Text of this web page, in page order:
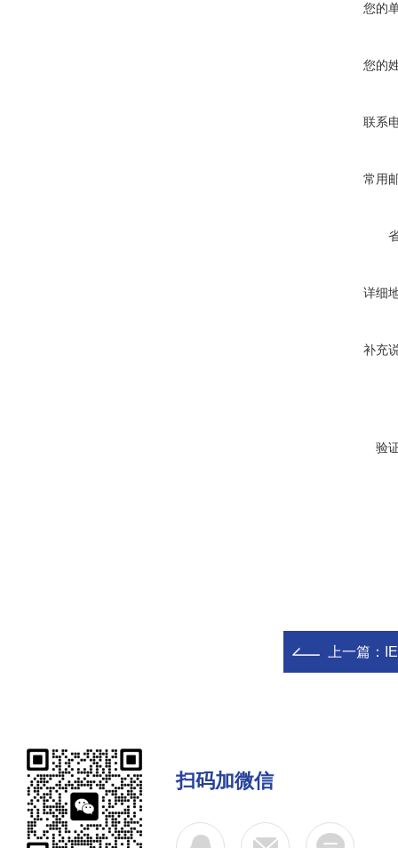
您的
您的
联系
常用
详细
补充
验
上一篇：
扫码加微信